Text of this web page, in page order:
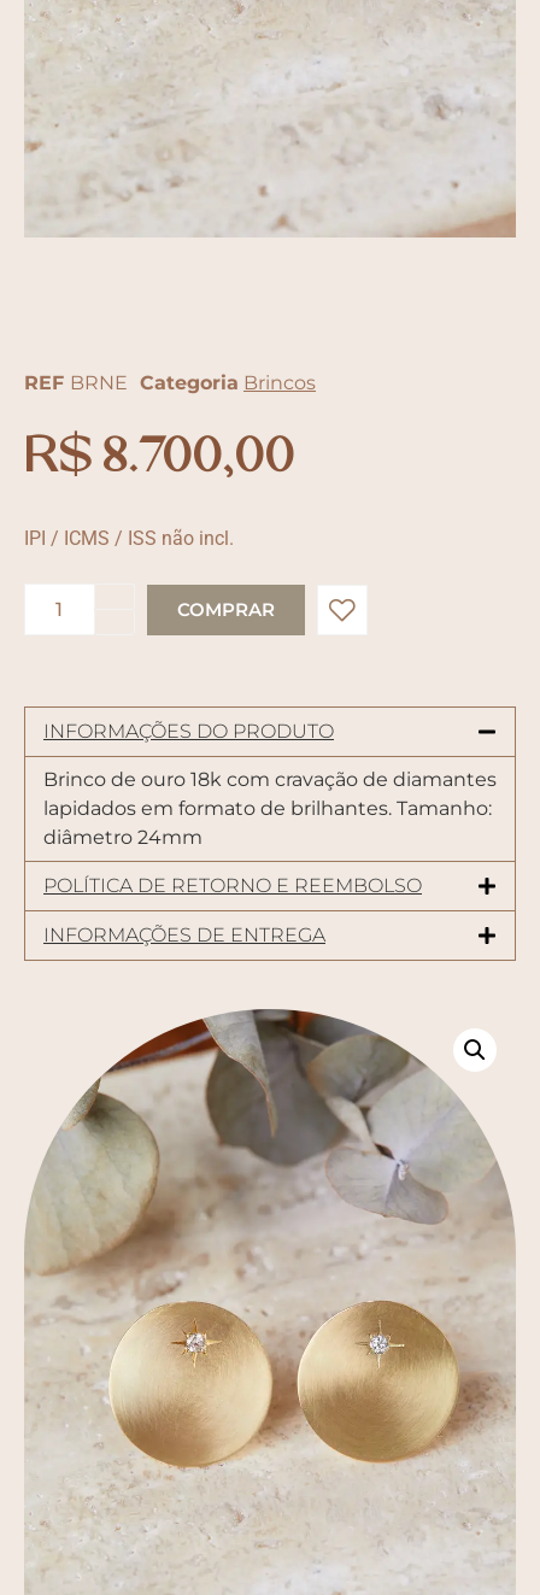
REF BRNE Categoria Brincos
R$ 8.700,00
IPI / ICMS / ISS não incl.
INFORMAÇÕES DO PRODUTO
Brinco de ouro 18k com cravação de diamantes
lapidados em formato de brilhantes. Tamanho:
diâmetro 24mm
POLÍTICA DE RETORNO E REEMBOLSO
INFORMAÇÕES DE ENTREGA